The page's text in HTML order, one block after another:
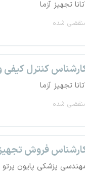
تجهیز آزما
شده
کنترل کیفی
تجهیز آزما
شده
فروش
پزشکی پایون پرتو